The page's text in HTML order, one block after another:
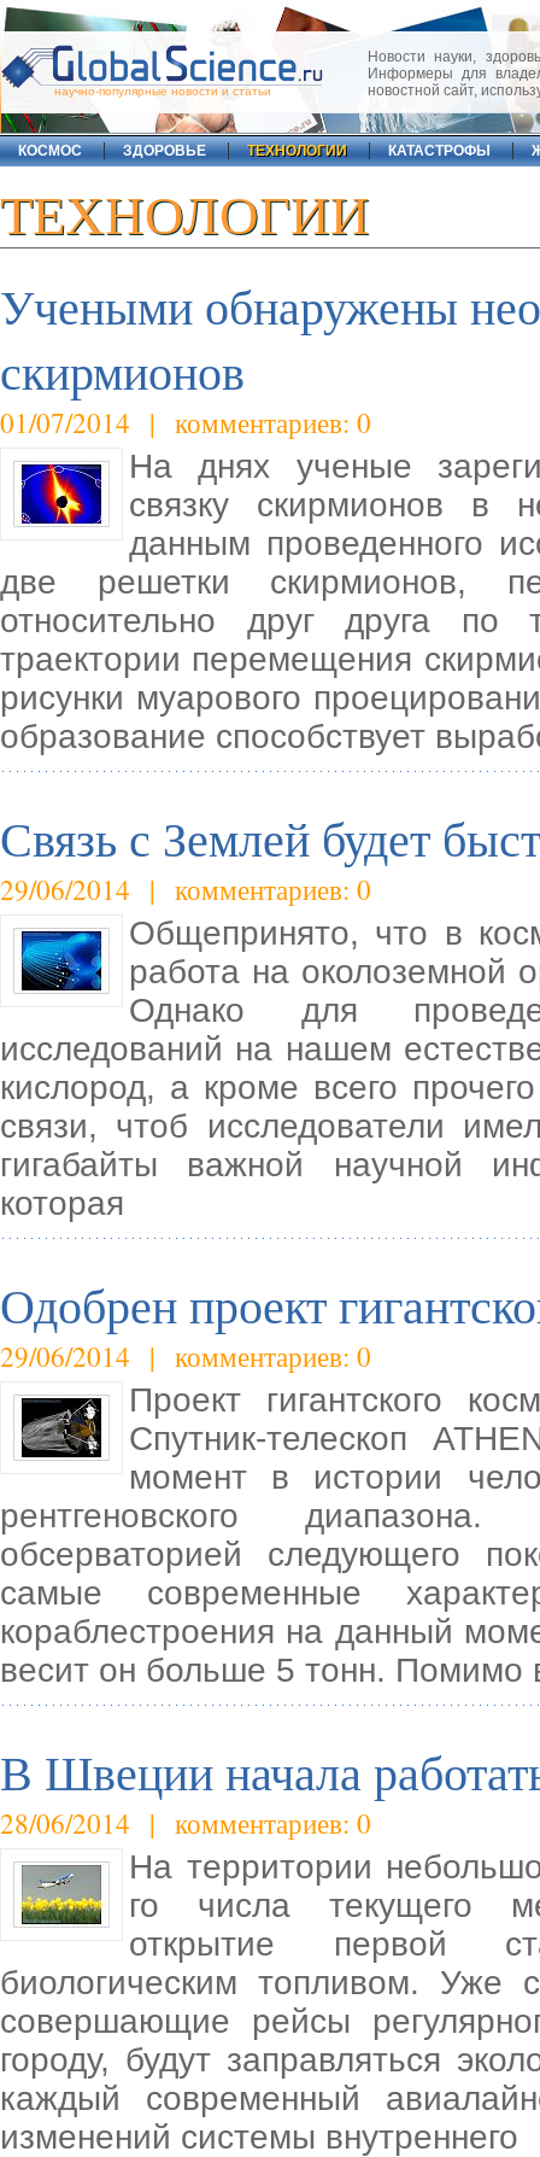
научно-популярные новости и статьи
Новости науки,
Информеры для
новостной сайт,
КОСМОС ЗДОРОВЬЕ ТЕХНОЛОГИИ КАТАСТРОФЫ
ТЕХНОЛОГИИ
Учеными обнаружены
скирмионов
01/07/2014 | комментариев: 0
На днях ученые
связку скирмионов в
данным проведенного
две решетки скирмионов,
относительно друг друга по
траектории перемещения
рисунки муарового
образование способствует
Связь с Землей будет
29/06/2014 | комментариев: 0
Общепринято, что в
работа на околоземной
Однако для
исследований на нашем
кислород, а кроме всего
связи, чтоб исследователи
гигабайты важной научной
которая
Одобрен проект
29/06/2014 | комментариев: 0
Проект гигантского
Спутник-телескоп
момент в истории
рентгеновского
обсерваторией следующего
самые современные
кораблестроения на данный
весит он больше 5 тонн. Помимо
В Швеции начала
28/06/2014 | комментариев: 0
На территории
го числа текущего
открытие первой
биологическим топливом. Уже
совершающие рейсы
городу, будут заправляться
каждый современный
изменений системы внутреннего